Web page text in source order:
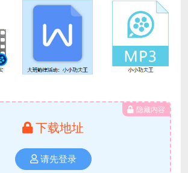
隐藏内容
下载地址
请先登录